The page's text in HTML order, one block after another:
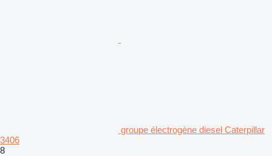
groupe électrogène diesel Caterpillar
3406
8